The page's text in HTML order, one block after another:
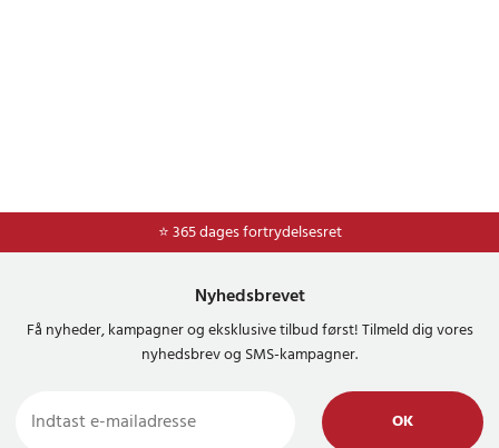
⭐ 365 dages fortrydelsesret
⭐ Nem og sikker betaling med mobilepay og dankort
Nyhedsbrevet
Få nyheder, kampagner og eksklusive tilbud først! Tilmeld dig vores
nyhedsbrev og SMS-kampagner.
OK